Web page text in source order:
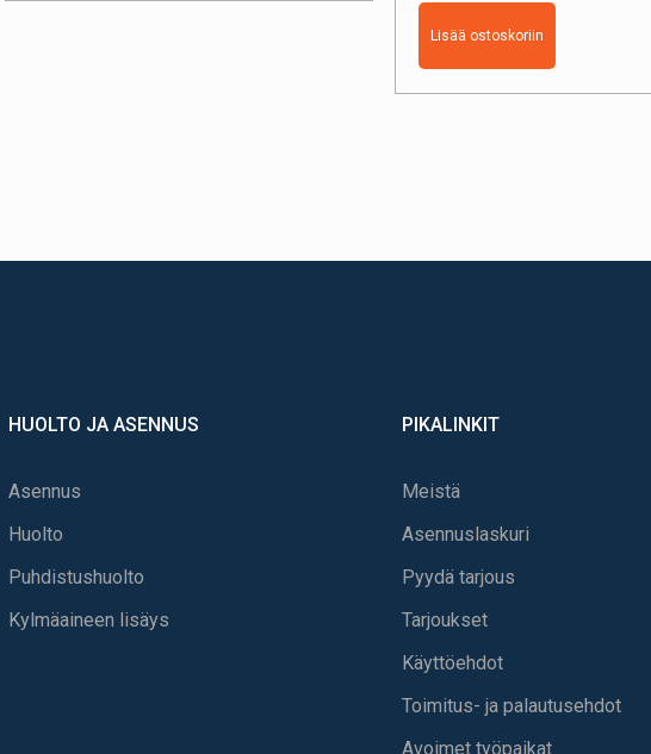
Lisää ostoskoriin
HUOLTO JA ASENNUS
Asennus
Huolto
Puhdistushuolto
Kylmäaineen lisäys
PIKALINKIT
Meistä
Asennuslaskuri
Pyydä tarjous
Tarjoukset
Käyttöehdot
Toimitus- ja palautusehdot
Avoimet työpaikat